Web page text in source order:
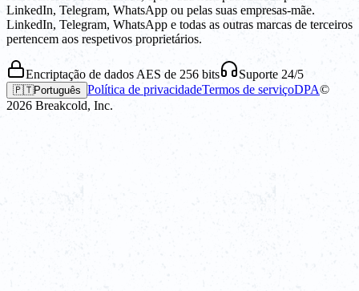
LinkedIn, Telegram, WhatsApp ou pelas suas empresas-mãe.
LinkedIn, Telegram, WhatsApp e todas as outras marcas de terceiros
pertencem aos respetivos proprietários.
Encriptação de dados AES de 256 bits Suporte 24/5
🇵🇹Português Política de privacidadeTermos de serviçoDPA©
2026 Breakcold, Inc.